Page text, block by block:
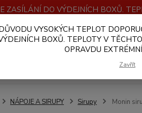
ZASÍLÁNÍ DO VÝDEJNÍCH BOXŮ.
OBCHODNÍ PODMÍNKY PLATBA A
NÁPOJE A SIRUPY Sirupy Monin
VYSOKÝCH TEPLOT
BOXŮ. TEPLOTY V
OPRAVDU
Zavřít